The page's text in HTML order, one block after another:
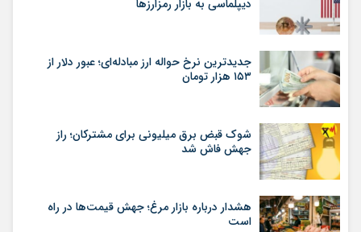
دیپلماسی به بازار رمزارزها
جدیدترین نرخ حواله ارز مبادله‌ای؛ عبور دلار از
۱۵۳ هزار تومان
شوک قبض برق میلیونی برای مشترکان؛ راز
جهش فاش شد
هشدار درباره بازار مرغ؛ جهش قیمت‌ها در راه
است